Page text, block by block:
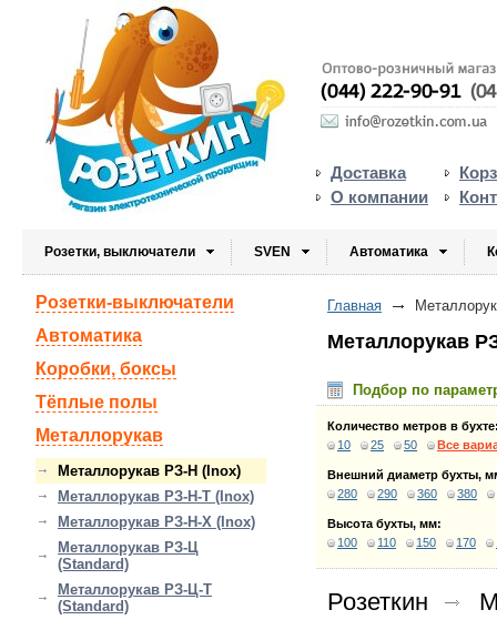
Доставка
О компании
Розетки, выключатели SVEN Автоматика
Главная
Металлорукав
Подбор по
Количество метров в
10
25 50 Все
Внешний диаметр бухты,
280
290 360 380
Высота бухты, мм:
100
110 150 170
Розеткин
Розетки-выключатели
Автоматика
Коробки, боксы
Тёплые полы
Металлорукав
Металлорукав РЗ-Н (Inox)
Металлорукав РЗ-Н-Т (Inox)
Металлорукав РЗ-Н-Х (Inox)
Металлорукав РЗ-Ц
(Standard)
Металлорукав РЗ-Ц-Т
(Standard)